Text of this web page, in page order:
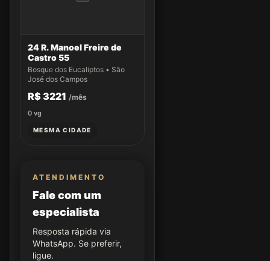
24 R. Manoel Freire de
Castro 55
Bosque dos Eucaliptos • São
José dos Campos
R$ 3221 /mês
0 vg
MESMA CIDADE
ATENDIMENTO
Fale com um
especialista
Resposta rápida via
WhatsApp. Se preferir,
ligue.